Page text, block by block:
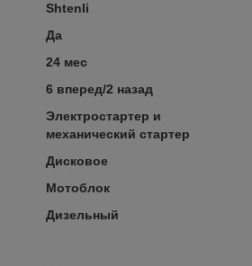
Shtenli
Да
24 мес
6 вперед/2 назад
Электростартер и
механический стартер
Дисковое
Мотоблок
Дизельный